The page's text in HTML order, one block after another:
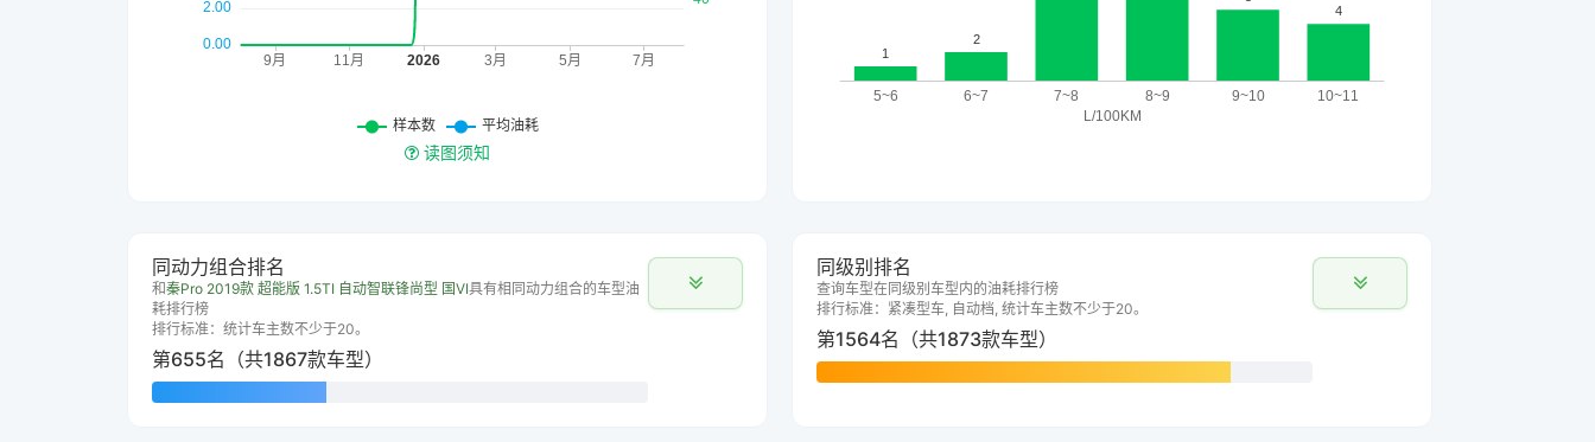
读图须知
同动力组合排名
和秦Pro 2019款 超能版 1.5TI 自动智联锋尚型 国VI具有相同动力组合的车型油
耗排行榜
排行标准：统计车主数不少于20。
第655名（共1867款车型）
同级别排名
查询车型在同级别车型内的油耗排行榜
排行标准：紧凑型车, 自动档, 统计车主数不少于20。
第1564名（共1873款车型）